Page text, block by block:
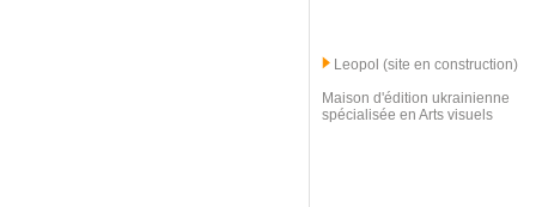
Leopol (site en construction)
Maison d'édition ukrainienne
spécialisée en Arts visuels